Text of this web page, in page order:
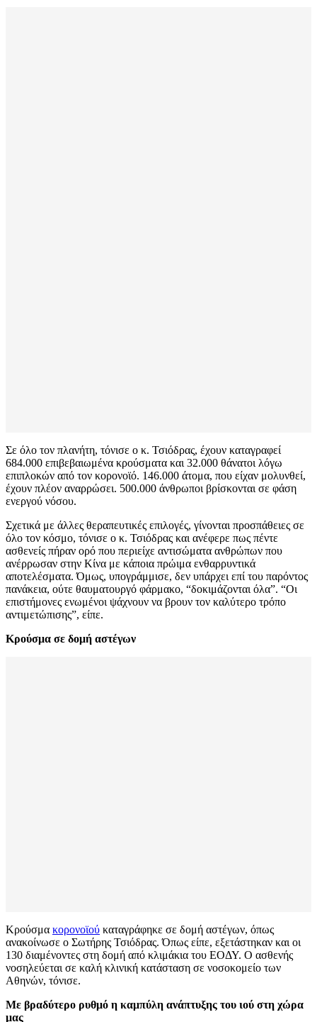
Σε όλο τον πλανήτη, τόνισε ο κ. Τσιόδρας, έχουν καταγραφεί
684.000 επιβεβαιωμένα κρούσματα και 32.000 θάνατοι λόγω
επιπλοκών από τον κορονοϊό. 146.000 άτομα, που είχαν μολυνθεί,
έχουν πλέον αναρρώσει. 500.000 άνθρωποι βρίσκονται σε φάση
ενεργού νόσου.
Σχετικά με άλλες θεραπευτικές επιλογές, γίνονται προσπάθειες σε
όλο τον κόσμο, τόνισε ο κ. Τσιόδρας και ανέφερε πως πέντε
ασθενείς πήραν ορό που περιείχε αντισώματα ανθρώπων που
ανέρρωσαν στην Κίνα με κάποια πρώιμα ενθαρρυντικά
αποτελέσματα. Όμως, υπογράμμισε, δεν υπάρχει επί του παρόντος
πανάκεια, ούτε θαυματουργό φάρμακο, “δοκιμάζονται όλα”. “Οι
επιστήμονες ενωμένοι ψάχνουν να βρουν τον καλύτερο τρόπο
αντιμετώπισης”, είπε.
Κρούσμα σε δομή αστέγων
Κρούσμα κορονοϊού καταγράφηκε σε δομή αστέγων, όπως
ανακοίνωσε ο Σωτήρης Τσιόδρας. Όπως είπε, εξετάστηκαν και οι
130 διαμένοντες στη δομή από κλιμάκια του ΕΟΔΥ. Ο ασθενής
νοσηλεύεται σε καλή κλινική κατάσταση σε νοσοκομείο των
Αθηνών, τόνισε.
Με βραδύτερο ρυθμό η καμπύλη ανάπτυξης του ιού στη χώρα
μας